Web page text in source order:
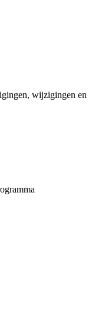
wijzigingen en